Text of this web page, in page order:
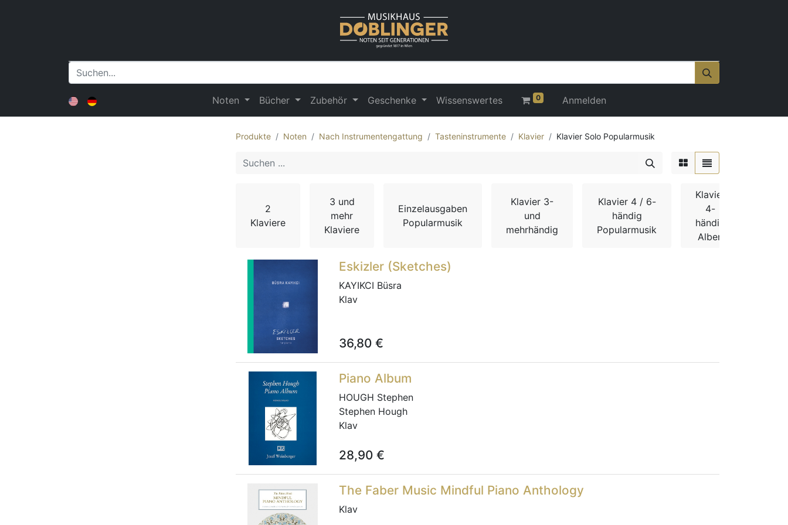
Noten Bücher Zubehör Geschenke Wissenswertes 0 Anmelden
Produkte Noten Nach Instrumentengattung Tasteninstrumente Klavier Klavier Solo Popularmusik
2
Klaviere
3 und
mehr
Klaviere
Einzelausgaben
Popularmusik
Klavier 3-
und
mehrhändig
Klavier 4 / 6-
händig
Popularmusik
Klavier
4-
händig
Alben
Eskizler (Sketches)
KAYIKCI Büsra
Klav
36,80 €
Piano Album
HOUGH Stephen
Stephen Hough
Klav
28,90 €
The Faber Music Mindful Piano Anthology
Klav